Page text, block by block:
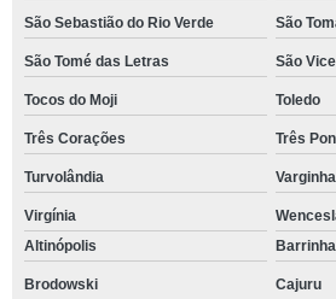
São Sebastião do Rio Verde São
São Tomé das Letras São
Tocos do Moji Toledo
Três Corações Três
Turvolândia Varginha
Virgínia
Altinópolis
Barrinha
Brodowski Cajuru